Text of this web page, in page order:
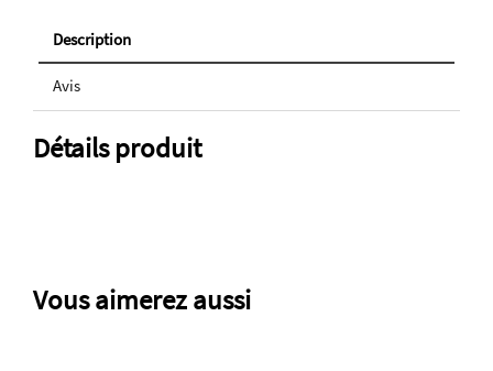
Description
Avis
Détails produit
Vous aimerez aussi